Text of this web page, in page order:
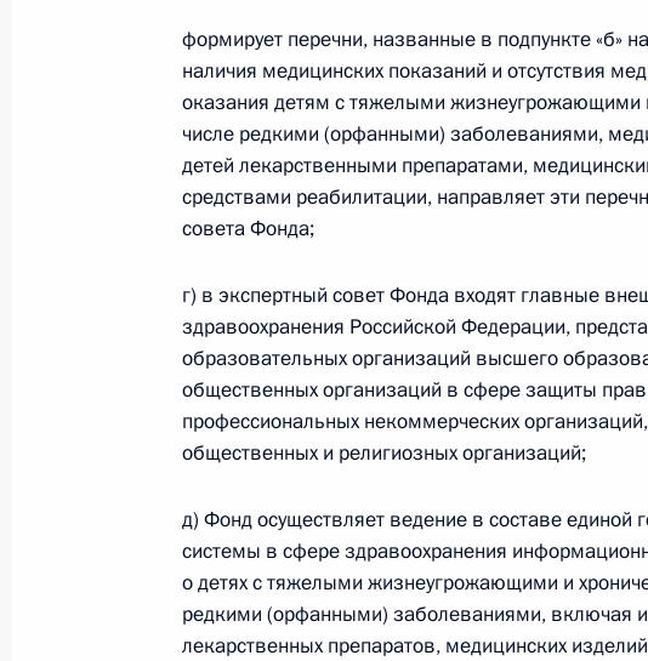
Перечень поручений по вопросам принятия
государственной поддержки организаций,
в 2021 и 2022 годах отдельные виды
в Российской Федерации
25 декабря 2020 года, 18:00
Усовершенствован механизм переселения
из аварийного жилья
22 декабря 2020 года, 13:50
Подписан закон, направленный на создание
формирования и исполнения бюджетов
22 декабря 2020 года, 13:40
формирует перечни, названные в подпункте «б»
наличия медицинских показаний и отсутствия
оказания детям с тяжелыми жизнеугрожающими
числе редкими (орфанными) заболеваниями,
детей лекарственными препаратами,
средствами реабилитации, направляет эти
совета Фонда;
г) в экспертный совет Фонда входят главные
здравоохранения Российской Федерации,
образовательных организаций высшего
общественных организаций в сфере защиты
профессиональных некоммерческих
общественных и религиозных организаций;
д) Фонд осуществляет ведение в составе единой
системы в сфере здравоохранения
о детях с тяжелыми жизнеугрожающими и
редкими (орфанными) заболеваниями, включая
лекарственных препаратов, медицинских